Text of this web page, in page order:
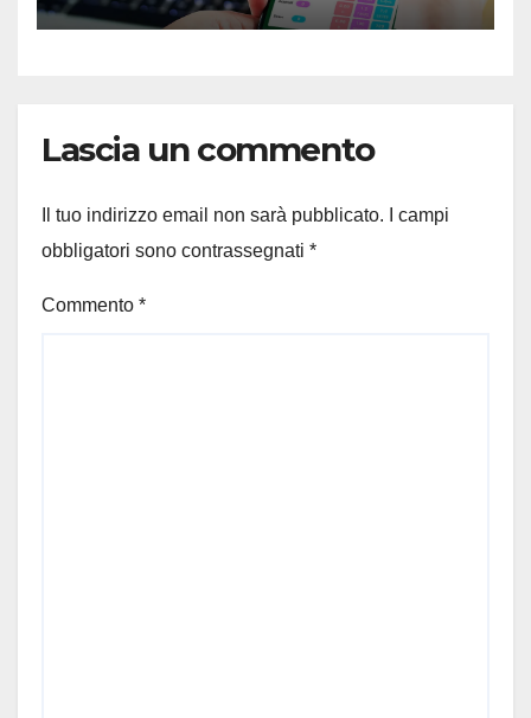
Lascia un commento
Il tuo indirizzo email non sarà pubblicato.
I campi
obbligatori sono contrassegnati *
Commento *